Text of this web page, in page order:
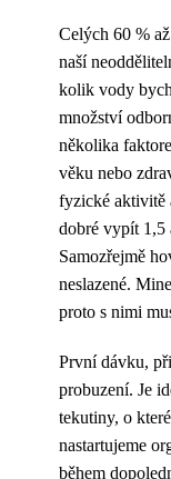
Celých 60 %
naší
kolik vody
množství
několika
věku nebo
fyzické aktivitě
dobré vypít 1,5
Samozřejmě
neslazené.
proto s nimi
První dávku,
probuzení. Je
tekutiny, o
nastartujeme
během